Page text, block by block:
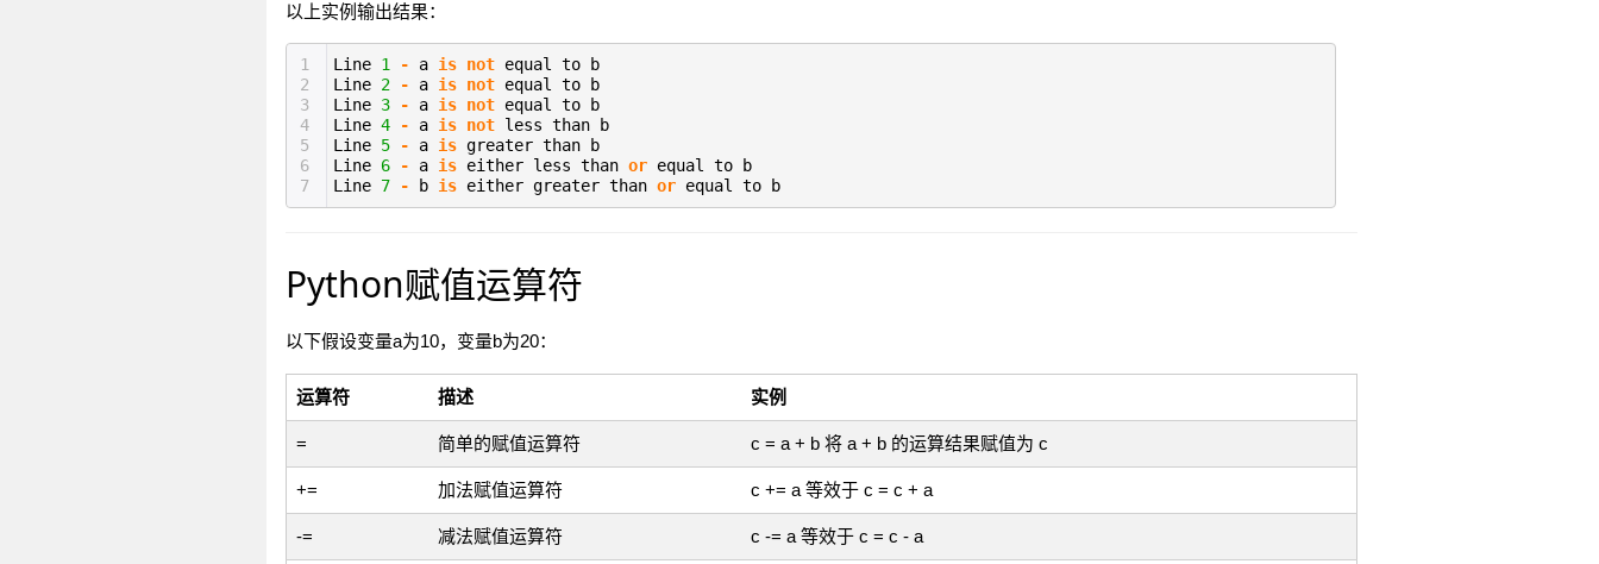
以上实例输出结果：
1
2
3
4
5
6
7
Line 1 - a is not equal to b
Line 2 - a is not equal to b
Line 3 - a is not equal to b
Line 4 - a is not less than b
Line 5 - a is greater than b
Line 6 - a is either less than or equal to b
Line 7 - b is either greater than or equal to b
Python赋值运算符
以下假设变量a为10，变量b为20：
运算符 描述 实例
= 简单的赋值运算符 c = a + b 将 a + b 的运算结果赋值为 c
+= 加法赋值运算符 c += a 等效于 c = c + a
-= 减法赋值运算符 c -= a 等效于 c = c - a